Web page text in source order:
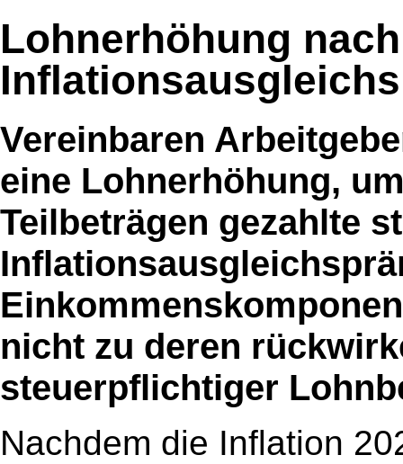
Lohnerhöhung
Vereinbaren
eine Lohnerhöhung,
Teilbeträgen gezahlte
nicht zu deren
steuerpflichtiger
Nachdem die Inflation